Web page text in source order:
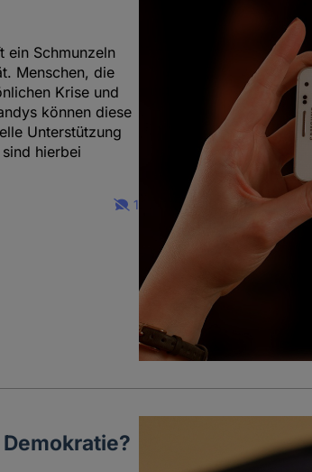
ein Schmunzeln
Menschen, die
Krise und
können diese
Unterstützung
hierbei
1